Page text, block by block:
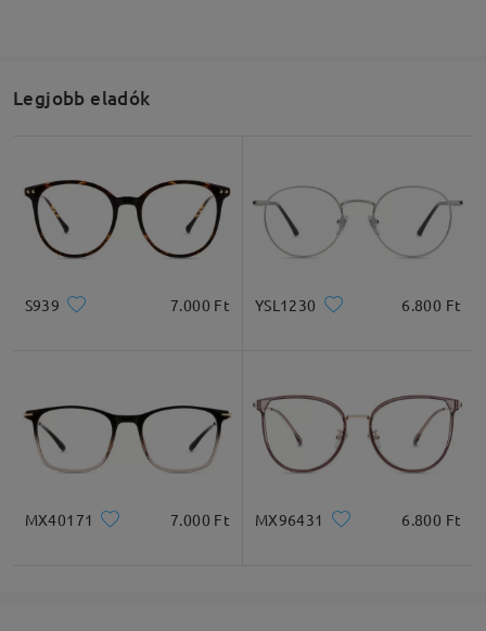
Legjobb eladók
S939 7.000 Ft YSL1230 6.800 Ft
MX40171 7.000 Ft MX96431 6.800 Ft